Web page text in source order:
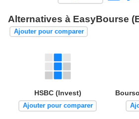
Alternatives à EasyBourse
Ajouter pour comparer
HSBC (Invest)
Ajouter pour comparer